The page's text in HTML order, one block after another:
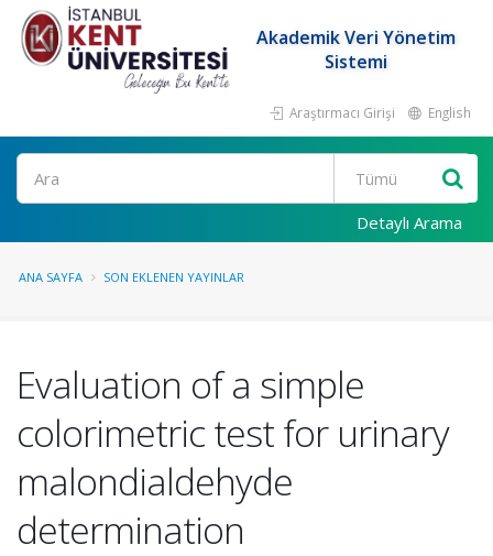
Akademik Veri Yönetim
Sistemi
Araştırmacı Girişi English
Ara
Detaylı Arama
ANA SAYFA SON EKLENEN YAYINLAR
Evaluation of a simple
colorimetric test for urinary
malondialdehyde
determination